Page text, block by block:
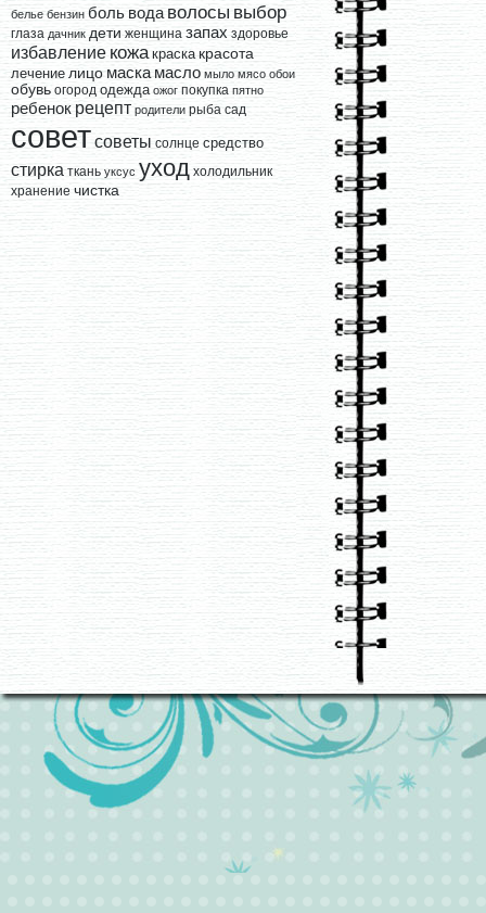
белье бензин боль вода волосы выбор
глаза дачник дети женщина запах здоровье
избавление кожа краска красота
лечение лицо маска масло мыло мясо обои
обувь огород одежда ожог покупка пятно
ребенок рецепт родители рыба сад
советсоветы солнце средство
стирка ткань уксус уход холодильник
хранение чистка